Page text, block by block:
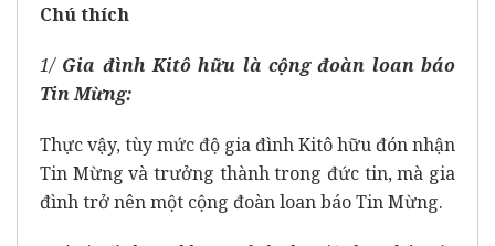
Chú thích
1/ Gia đình Kitô hữu là cộng đoàn loan báo
Tin Mừng:
Thực vậy, tùy mức độ gia đình Kitô hữu đón nhận
Tin Mừng và trưởng thành trong đức tin, mà gia
đình trở nên một cộng đoàn loan báo Tin Mừng.